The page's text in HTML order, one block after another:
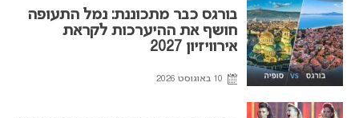
בורגס כבר מתכוננת: נמל התעופה
חושף את ההיערכות לקראת
אירוויזיון 2027
10 באוגוסט 2026